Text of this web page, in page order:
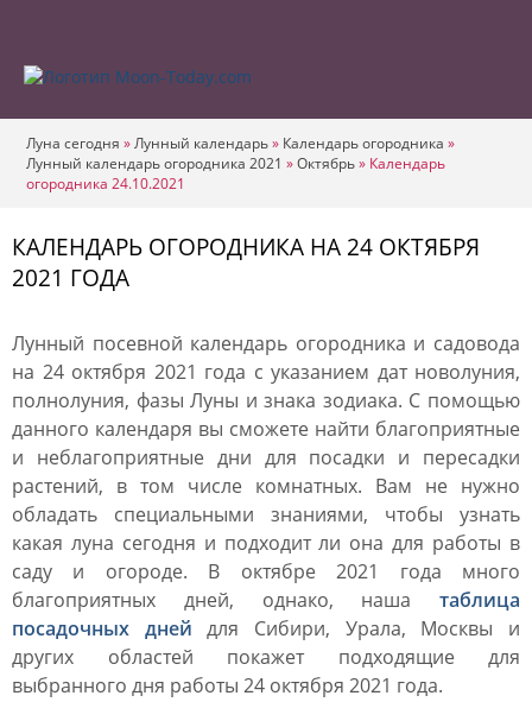
Луна сегодня »Лунный календарь» Календарь огородника »
Лунный календарь огородника 2021 »Октябрь» Календарь
огородника 24.10.2021
КАЛЕНДАРЬ ОГОРОДНИКА НА 24 ОКТЯБРЯ
2021 ГОДА
Лунный посевной календарь огородника и садовода
на 24 октября 2021 года с указанием дат новолуния,
полнолуния, фазы Луны и знака зодиака. С помощью
данного календаря вы сможете найти благоприятные
и неблагоприятные дни для посадки и пересадки
растений, в том числе комнатных. Вам не нужно
обладать специальными знаниями, чтобы узнать
какая луна сегодня и подходит ли она для работы в
саду и огороде. В октябре 2021 года много
благоприятных дней, однако, наша таблица
посадочных дней для Сибири, Урала, Москвы и
других областей покажет подходящие для
выбранного дня работы 24 октября 2021 года.